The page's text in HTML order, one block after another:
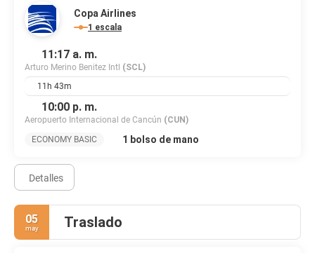
Copa Airlines
1 escala
11:17 a. m.
Arturo Merino Benitez Intl (SCL)
11h 43m
10:00 p. m.
Aeropuerto Internacional de Cancún (CUN)
ECONOMY BASIC
1 bolso de mano
Detalles
05
may Traslado